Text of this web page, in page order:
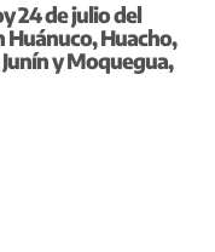
24 de julio del
Huánuco, Huacho,
y Moquegua,